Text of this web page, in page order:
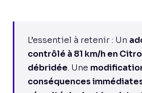
L’essentiel à retenir : Un
contrôlé à 81 km/h en
débridée. Une
conséquences